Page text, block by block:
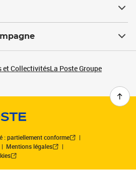
et CollectivitésLa Poste Groupe
: partiellement conforme
Mentions légales